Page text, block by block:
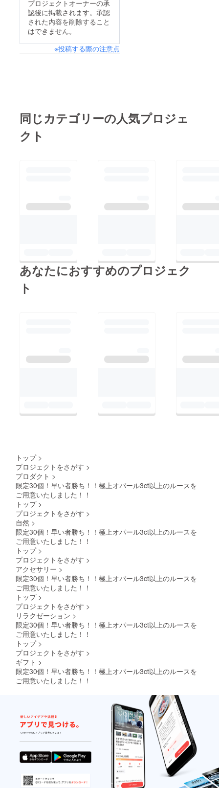
めにご支援いただきま
すよう、何卒宜しくお
プロジェクトオーナーの承
認後に掲載されます。承認
された内容を削除すること
はできません。
※投稿する際の注意点
同じカテゴリーの人気プロジェ
クト
あなたにおすすめのプロジェク
ト
トップ >
プロジェクトをさがす >
プロダクト >
限定30個！早い者勝ち！！極上オパール3ct以上のルースを
ご用意いたしました！！
トップ >
プロジェクトをさがす >
自然 >
限定30個！早い者勝ち！！極上オパール3ct以上のルースを
ご用意いたしました！！
トップ >
プロジェクトをさがす >
アクセサリー >
限定30個！早い者勝ち！！極上オパール3ct以上のルースを
ご用意いたしました！！
トップ >
プロジェクトをさがす >
リラクゼーション >
限定30個！早い者勝ち！！極上オパール3ct以上のルースを
ご用意いたしました！！
トップ >
プロジェクトをさがす >
ギフト >
限定30個！早い者勝ち！！極上オパール3ct以上のルースを
ご用意いたしました！！